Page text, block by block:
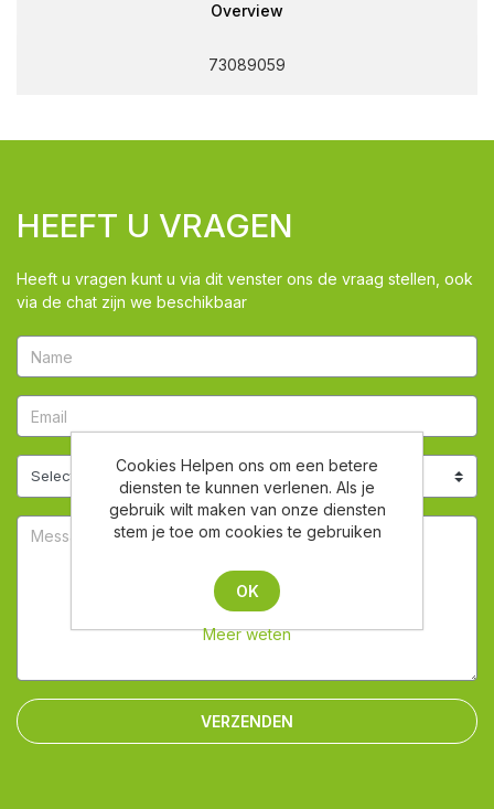
Overview
73089059
HEEFT U VRAGEN
Heeft u vragen kunt u via dit venster ons de vraag stellen, ook
via de chat zijn we beschikbaar
VERZENDEN
Cookies Helpen ons om een betere
diensten te kunnen verlenen. Als je
gebruik wilt maken van onze diensten
stem je toe om cookies te gebruiken
OK
Meer weten